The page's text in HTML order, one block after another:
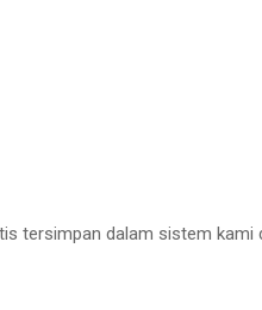
tersimpan dalam sistem kami